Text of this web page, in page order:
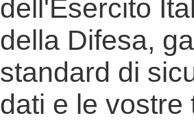
dell'Esercito
della Difesa,
standard di
dati e le vostre